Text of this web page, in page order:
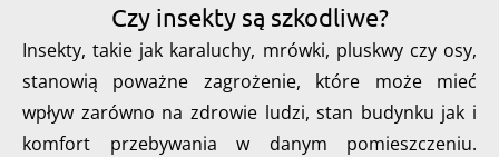
Czy insekty są szkodliwe?
Insekty, takie jak karaluchy, mrówki, pluskwy czy osy,
stanowią poważne zagrożenie, które może mieć
wpływ zarówno na zdrowie ludzi, stan budynku jak i
komfort przebywania w danym pomieszczeniu.